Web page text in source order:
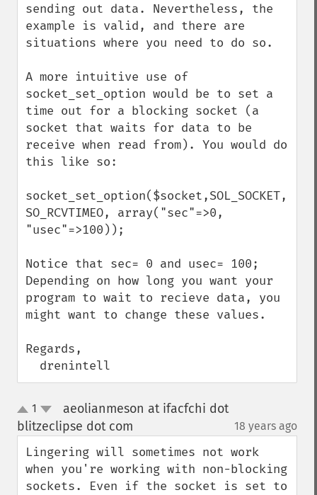
sending out data. Nevertheless, the
example is valid, and there are
situations where you need to do so.
A more intuitive use of
socket_set_option would be to set a
time out for a blocking socket (a
socket that waits for data to be
receive when read from). You would do
this like so:
socket_set_option($socket,SOL_SOCKET,
SO_RCVTIMEO, array("sec"=>0,
"usec"=>100));
Notice that sec= 0 and usec= 100;
Depending on how long you want your
program to wait to recieve data, you
might want to change these values.
Regards,
  drenintell
up
down
1
aeolianmeson at ifacfchi dot
blitzeclipse dot com
18 years ago
Lingering will sometimes not work
when you're working with non-blocking
sockets. Even if the socket is set to